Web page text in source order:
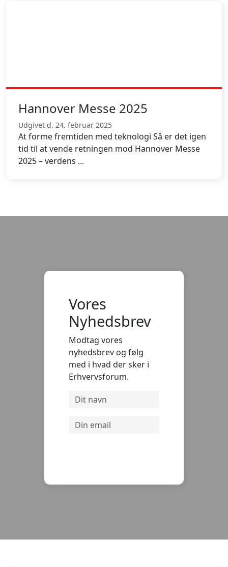
Hannover Messe 2025
Udgivet d. 24. februar 2025
At forme fremtiden med teknologi Så er det igen
tid til at vende retningen mod Hannover Messe
2025 – verdens ...
Vores
Nyhedsbrev
Modtag vores
nyhedsbrev og følg
med i hvad der sker i
Erhvervsforum.